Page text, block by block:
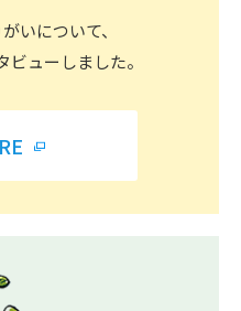
いについて、
ビューしました。